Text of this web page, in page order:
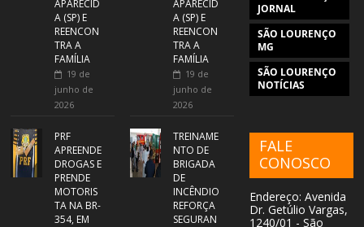
APARECID
A (SP) E
REENCON
TRA A
FAMÍLIA
19 de
junho de
2026
PRF
APREENDE
DROGAS E
PRENDE
MOTORIS
TA NA BR-
354, EM
APARECID
A (SP) E
REENCON
TRA A
FAMÍLIA
19 de
junho de
2026
TREINAME
NTO DE
BRIGADA
DE
INCÊNDIO
REFORÇA
SEGURAN
JORNAL
SÃO LOURENÇO
MG
SÃO LOURENÇO
NOTÍCIAS
FALE
CONOSCO
Endereço: Avenida
Dr. Getúlio Vargas,
1240/01 - São